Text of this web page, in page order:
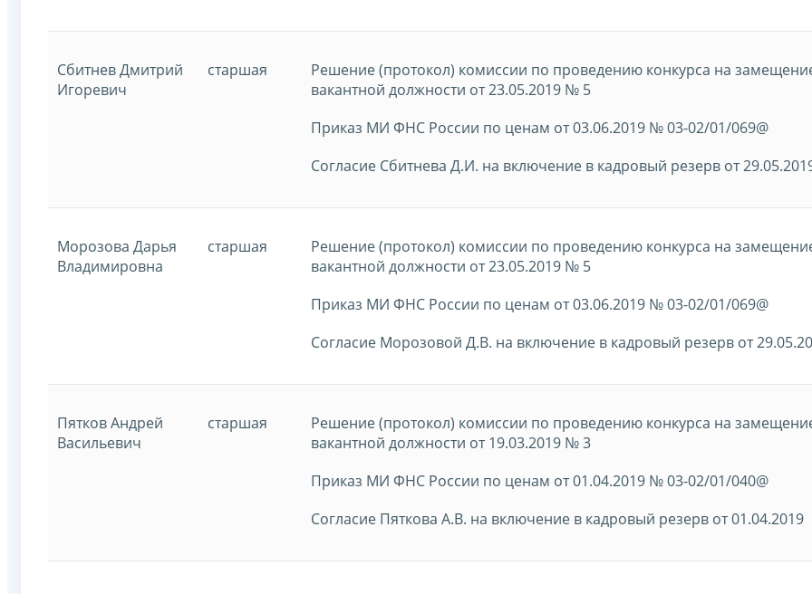
Сбитнев Дмитрий
Игоревич
старшая
Решение (протокол) комиссии по проведению конкурса на
вакантной должности от 23.05.2019 № 5
Приказ МИ ФНС России по ценам от 03.06.2019 № 03-02/01/069@
Согласие Сбитнева Д.И. на включение в кадровый резерв от
Морозова Дарья
Владимировна
старшая
Решение (протокол) комиссии по проведению конкурса на
вакантной должности от 23.05.2019 № 5
Приказ МИ ФНС России по ценам от 03.06.2019 № 03-02/01/069@
Согласие Морозовой Д.В. на включение в кадровый резерв от
Пятков Андрей
Васильевич
старшая
Решение (протокол) комиссии по проведению конкурса на
вакантной должности от 19.03.2019 № 3
Приказ МИ ФНС России по ценам от 01.04.2019 № 03-02/01/040@
Согласие Пяткова А.В. на включение в кадровый резерв от 01.04.2019